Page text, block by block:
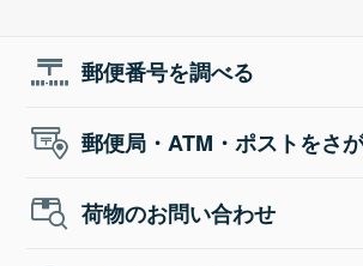
郵便番号を調べる
郵便局・ATM・ポストをさ
荷物のお問い合わせ